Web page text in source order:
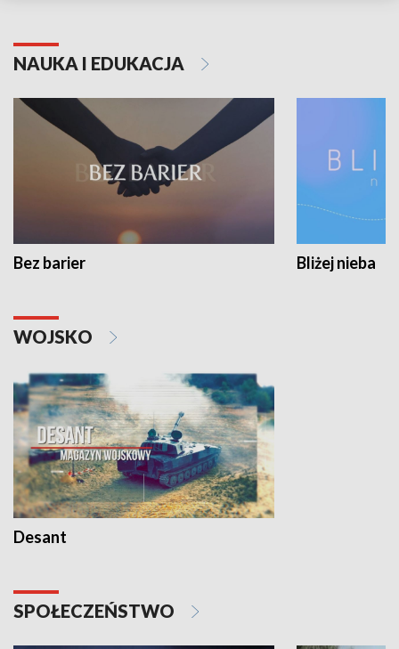
NAUKA I EDUKACJA
Bez barier Bliżej nieba
WOJSKO
Desant
SPOŁECZEŃSTWO